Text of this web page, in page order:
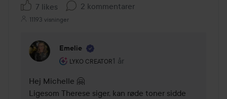
7 likes 2 kommentarer
11193 visninger
Emelie
LYKO CREATOR
Brugerens rolle: Lyko Creator.
1 år
Kommentaren lades 1 år
Hej Michelle 🤗
Ligesom Therese siger, kan røde toner sidde